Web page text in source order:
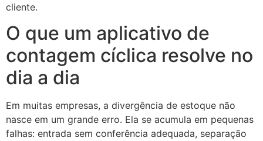
cliente.
O que um aplicativo de
contagem cíclica resolve no
dia a dia
Em muitas empresas, a divergência de estoque não
nasce em um grande erro. Ela se acumula em pequenas
falhas: entrada sem conferência adequada, separação